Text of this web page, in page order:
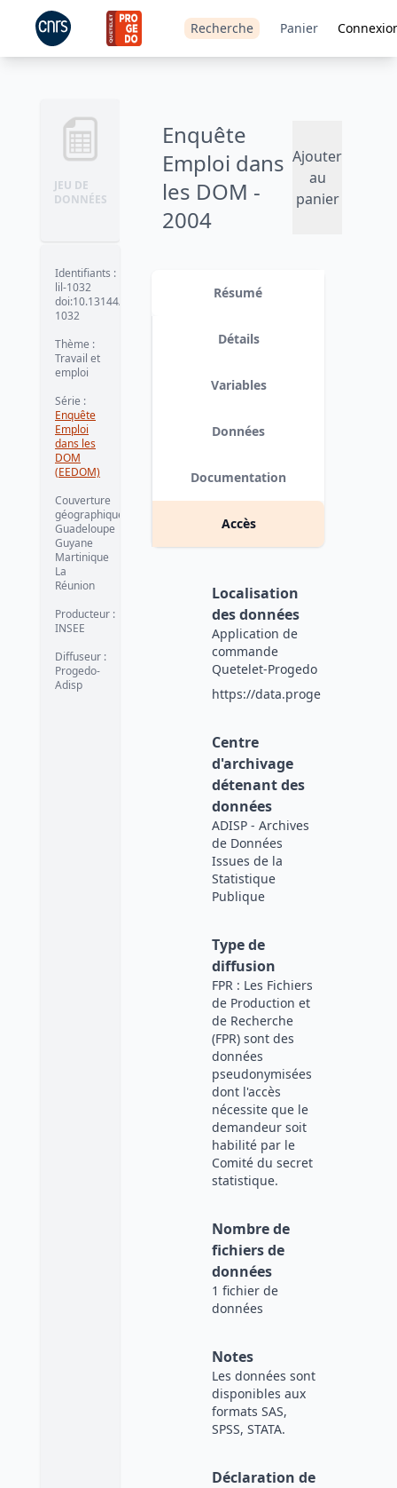
Recherche Panier
JEU DE
DONNÉES
Enquête
Emploi dans
les DOM -
2004
Ajouter
au
panier
Identifiants :
lil-1032
doi:10.13144/lil-
1032
Thème :
Travail et
emploi
Série :
Enquête
Emploi
dans les
DOM
(EEDOM)
Couverture
géographique
Guadeloupe
Guyane
Martinique
La
Réunion
Producteur :
INSEE
Diffuseur :
Progedo-
Adisp
Résumé
Détails
Variables
Données
Documentation
Accès
Localisation
des données
Application de
commande
Quetelet-Progedo
https://data.progedo.fr
Centre
d'archivage
détenant des
données
ADISP - Archives
de Données
Issues de la
Statistique
Publique
Type de
diffusion
FPR : Les Fichiers
de Production et
de Recherche
(FPR) sont des
données
pseudonymisées
dont l'accès
nécessite que le
demandeur soit
habilité par le
Comité du secret
statistique.
Nombre de
fichiers de
données
1 fichier de
données
Notes
Les données sont
disponibles aux
formats SAS,
SPSS, STATA.
Déclaration de